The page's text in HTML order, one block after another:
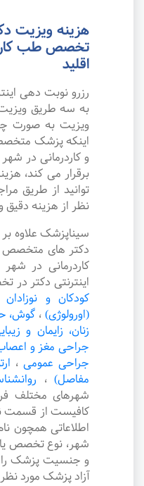
هزینه ویزیت
تخصص طب کار
اقلید
رزرو نوبت دهی
به سه طریق
ویزیت به صورت
اینکه پزشک
و کاردرمانی در
برقرار می کند،
توانید از طریق
نظر از هزینه
سیناپزشک علاوه
دکتر های
کاردرمانی در شهر
اینترنتی دکتر
کودکان و نوزادان
(اورولوژی) ، گوش،
زنان، زایمان و
جراحی مغز و
جراحی عمومی ،
مفاصل) ،
شهرهای مختلف
کافیست از قسمت
اطلاعاتی همچون
شهر، نوع تخصص
و جنسیت پزشک را
آزاد پزشک مورد